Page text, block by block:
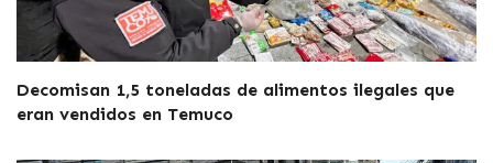
Decomisan 1,5 toneladas de alimentos ilegales que
eran vendidos en Temuco